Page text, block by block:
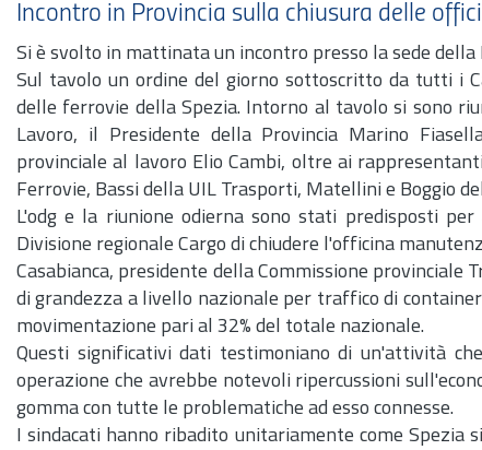
Incontro in Provincia sulla chiusura delle
Si è svolto in mattinata un incontro presso la sede
Sul tavolo un ordine del giorno sottoscritto da tutti i
delle ferrovie della Spezia. Intorno al tavolo si sono
Lavoro, il Presidente della Provincia Marino
provinciale al lavoro Elio Cambi, oltre ai
Ferrovie, Bassi della UIL Trasporti, Matellini e Boggio
L'odg e la riunione odierna sono stati predisposti
Divisione regionale Cargo di chiudere l'officina
Casabianca, presidente della Commissione provinciale
di grandezza a livello nazionale per traffico di
movimentazione pari al 32% del totale nazionale.
Questi significativi dati testimoniano di un'attività
operazione che avrebbe notevoli ripercussioni
gomma con tutte le problematiche ad esso connesse.
I sindacati hanno ribadito unitariamente come